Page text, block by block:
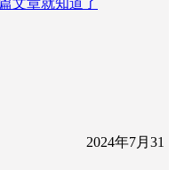
2024年7月31